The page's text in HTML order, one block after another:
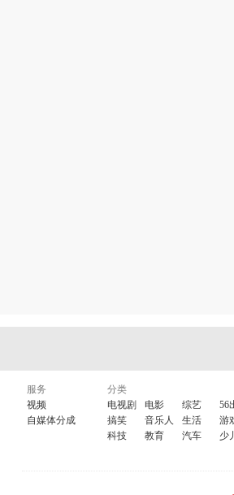
服务
视频
自媒体分成
分类
电视剧
电影 综艺
56
搞笑
音乐人 生活
游
科技
教育 汽车 少